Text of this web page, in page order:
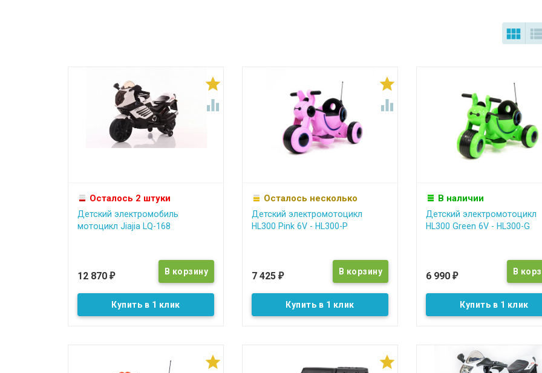



Осталось 2 штуки
Детский электромобиль
мотоцикл Jiajia LQ-168
12 870₽
Купить в 1 клик


Осталось несколько
Детский электромотоцикл
HL300 Pink 6V - HL300-P
7 425₽
Купить в 1 клик
В наличии
Детский электромотоцикл
HL300 Green 6V - HL300-G
6 990₽
Купить в 1 клик

